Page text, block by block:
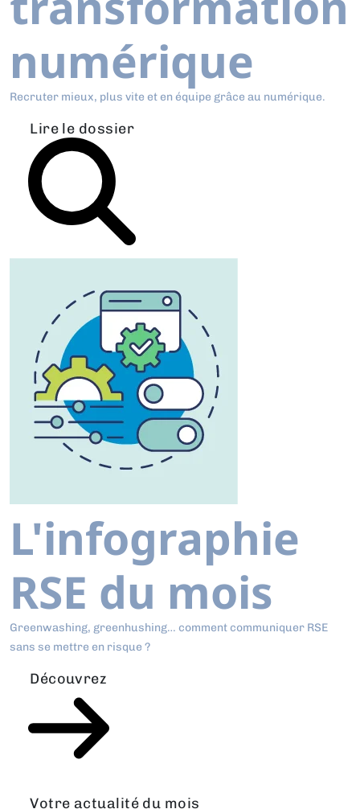
numérique
Recruter mieux, plus vite et en équipe grâce au numérique.
Lire le dossier
L'infographie
RSE du mois
Greenwashing, greenhushing… comment communiquer RSE
sans se mettre en risque ?
Découvrez
Votre actualité du mois